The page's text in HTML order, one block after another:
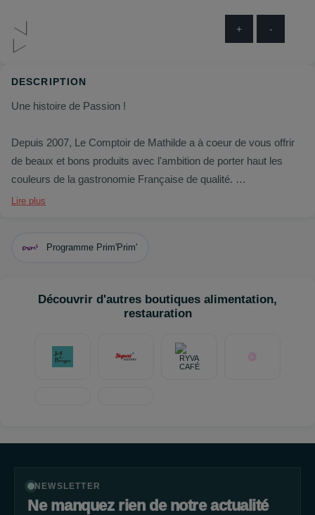
+ -
DESCRIPTION
Une histoire de Passion !
Depuis 2007, Le Comptoir de Mathilde a à coeur de vous offrir
de beaux et bons produits avec l'ambition de porter haut les
couleurs de la gastronomie Française de qualité.
Fabriquant de leurs produits ; ils ne cessent de développer de
salée !
Lire plus
Programme Prim'Prim'
Découvrir d'autres boutiques alimentation,
restauration
NEWSLETTER
Ne manquez rien de notre actualité